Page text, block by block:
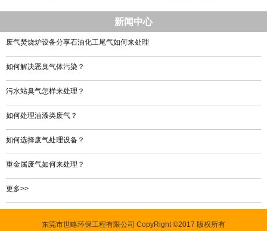
新闻中心
废气焚烧炉设备分享石油化工尾气如何来处理
如何解决恶臭气体污染？
污水站臭气怎样来处理？
如何处理油漆类废气？
如何选择废气处理设备？
重金属废气如何来处理？
更多>>
东莞市世略环保工程有限公司 CopyRight ©2017 版权所有